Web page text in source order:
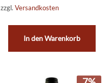
zzgl.Versandkosten
In den Warenkorb